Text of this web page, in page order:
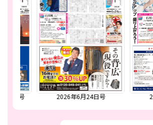
2026年6月24日号